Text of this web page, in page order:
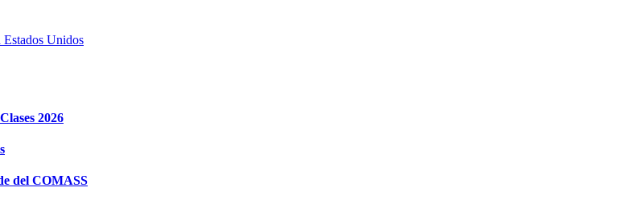
Estados Unidos
2026
del COMASS